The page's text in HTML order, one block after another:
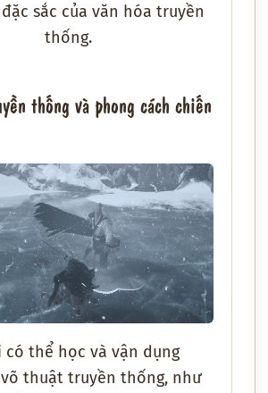
sắc của văn hóa truyền
thống.
thống và phong cách chiến
có thể học và vận dụng
thuật truyền thống, như